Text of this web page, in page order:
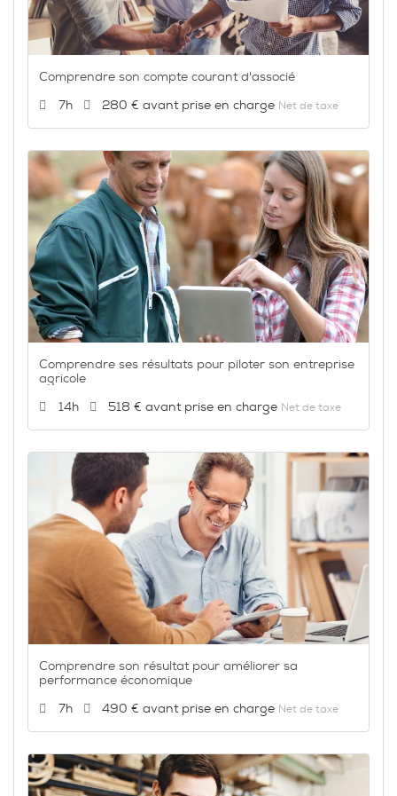
Comprendre son compte courant d'associé
Durée :
7h Prix :
280 € Net de taxe
Comprendre ses résultats pour piloter son entreprise
agricole
Durée :
14h Prix :
518 € Net de taxe
Comprendre son résultat pour améliorer sa
performance économique
Durée :
7h Prix :
490 € Net de taxe